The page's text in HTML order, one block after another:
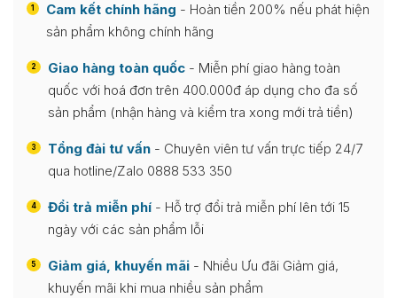
1 Cam kết chính hãng - Hoàn tiền 200% nếu phát hiện
sản phẩm không chính hãng
2 Giao hàng toàn quốc - Miễn phí giao hàng toàn
quốc với hoá đơn trên 400.000đ áp dụng cho đa số
sản phẩm (nhận hàng và kiểm tra xong mới trả tiền)
3 Tổng đài tư vấn - Chuyên viên tư vấn trực tiếp 24/7
qua hotline/Zalo 0888 533 350
4 Đổi trả miễn phí - Hỗ trợ đổi trả miễn phí lên tới 15
ngày với các sản phẩm lỗi
5 Giảm giá, khuyến mãi - Nhiều Ưu đãi Giảm giá,
khuyến mãi khi mua nhiều sản phẩm